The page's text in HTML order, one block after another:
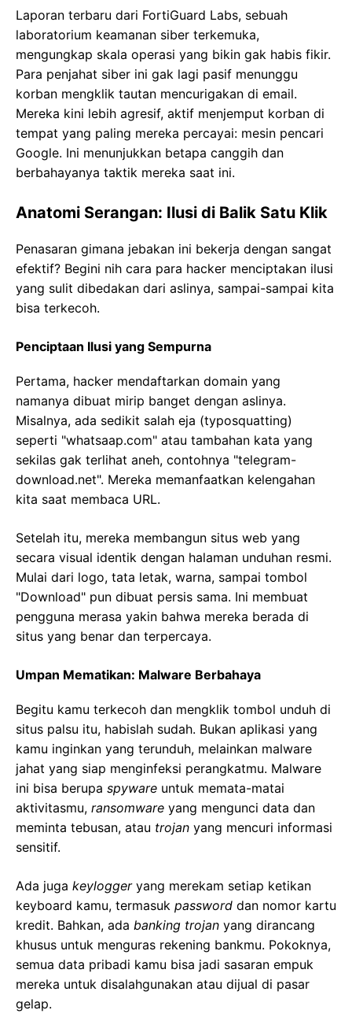
Laporan terbaru dari FortiGuard Labs, sebuah
laboratorium keamanan siber terkemuka,
mengungkap skala operasi yang bikin gak habis fikir.
Para penjahat siber ini gak lagi pasif menunggu
korban mengklik tautan mencurigakan di email.
Mereka kini lebih agresif, aktif menjemput korban di
tempat yang paling mereka percayai: mesin pencari
Google. Ini menunjukkan betapa canggih dan
berbahayanya taktik mereka saat ini.
Anatomi Serangan: Ilusi di Balik Satu Klik
Penasaran gimana jebakan ini bekerja dengan sangat
efektif? Begini nih cara para hacker menciptakan ilusi
yang sulit dibedakan dari aslinya, sampai-sampai kita
bisa terkecoh.
Penciptaan Ilusi yang Sempurna
Pertama, hacker mendaftarkan domain yang
namanya dibuat mirip banget dengan aslinya.
Misalnya, ada sedikit salah eja (typosquatting)
seperti "whatsaap.com" atau tambahan kata yang
sekilas gak terlihat aneh, contohnya "telegram-
download.net". Mereka memanfaatkan kelengahan
kita saat membaca URL.
Setelah itu, mereka membangun situs web yang
secara visual identik dengan halaman unduhan resmi.
Mulai dari logo, tata letak, warna, sampai tombol
"Download" pun dibuat persis sama. Ini membuat
pengguna merasa yakin bahwa mereka berada di
situs yang benar dan terpercaya.
Umpan Mematikan: Malware Berbahaya
Begitu kamu terkecoh dan mengklik tombol unduh di
situs palsu itu, habislah sudah. Bukan aplikasi yang
kamu inginkan yang terunduh, melainkan malware
jahat yang siap menginfeksi perangkatmu. Malware
ini bisa berupa spyware untuk memata-matai
aktivitasmu, ransomware yang mengunci data dan
meminta tebusan, atau trojan yang mencuri informasi
sensitif.
Ada juga keyloggeryang merekam setiap ketikan
keyboard kamu, termasuk password dan nomor kartu
kredit. Bahkan, ada banking trojan yang dirancang
khusus untuk menguras rekening bankmu. Pokoknya,
semua data pribadi kamu bisa jadi sasaran empuk
mereka untuk disalahgunakan atau dijual di pasar
gelap.